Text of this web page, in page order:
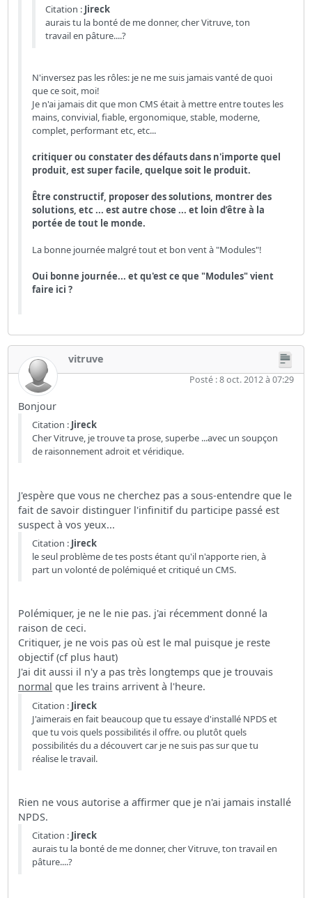
Citation : Jireck
aurais tu la bonté de me donner, cher Vitruve, ton
travail en pâture....?
N'inversez pas les rôles: je ne me suis jamais vanté de quoi
que ce soit, moi!
Je n'ai jamais dit que mon CMS était à mettre entre toutes les
mains, convivial, fiable, ergonomique, stable, moderne,
complet, performant etc, etc...
critiquer ou constater des défauts dans n'importe quel
produit, est super facile, quelque soit le produit.
Être constructif, proposer des solutions, montrer des
solutions, etc ... est autre chose ... et loin d’être à la
portée de tout le monde.
La bonne journée malgré tout et bon vent à "Modules"!
Oui bonne journée... et qu'est ce que "Modules" vient
faire ici ?
vitruve
Posté : 8 oct. 2012 à 07:29
Bonjour
Citation : Jireck
Cher Vitruve, je trouve ta prose, superbe ...avec un soupçon
de raisonnement adroit et véridique.
J'espère que vous ne cherchez pas a sous-entendre que le
fait de savoir distinguer l'infinitif du participe passé est
suspect à vos yeux...
Citation : Jireck
le seul problème de tes posts étant qu'il n'apporte rien, à
part un volonté de polémiqué et critiqué un CMS.
Polémiquer, je ne le nie pas. j'ai récemment donné la
raison de ceci.
Critiquer, je ne vois pas où est le mal puisque je reste
objectif (cf plus haut)
J'ai dit aussi il n'y a pas très longtemps que je trouvais
normal que les trains arrivent à l'heure.
Citation : Jireck
J'aimerais en fait beaucoup que tu essaye d'installé NPDS et
que tu vois quels possibilités il offre. ou plutôt quels
possibilités du a découvert car je ne suis pas sur que tu
réalise le travail.
Rien ne vous autorise a affirmer que je n'ai jamais installé
NPDS.
Citation : Jireck
aurais tu la bonté de me donner, cher Vitruve, ton travail en
pâture....?